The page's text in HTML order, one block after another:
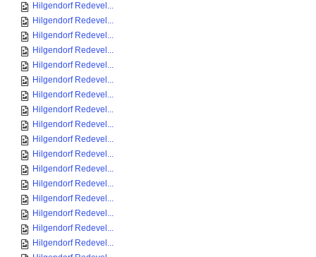
Hilgendorf Redevel...
Hilgendorf Redevel...
Hilgendorf Redevel...
Hilgendorf Redevel...
Hilgendorf Redevel...
Hilgendorf Redevel...
Hilgendorf Redevel...
Hilgendorf Redevel...
Hilgendorf Redevel...
Hilgendorf Redevel...
Hilgendorf Redevel...
Hilgendorf Redevel...
Hilgendorf Redevel...
Hilgendorf Redevel...
Hilgendorf Redevel...
Hilgendorf Redevel...
Hilgendorf Redevel...